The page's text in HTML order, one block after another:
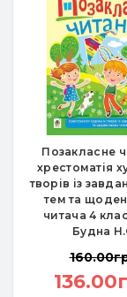
Позакласне
хрестоматія
творів із
тем та
читача 4
Будна